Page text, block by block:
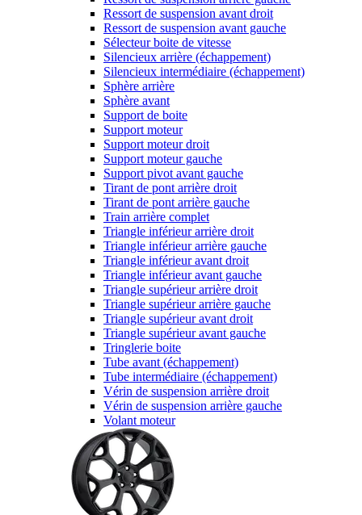
Ressort de suspension avant droit
Ressort de suspension avant gauche
Sélecteur boite de vitesse
Silencieux arrière (échappement)
Silencieux intermédiaire (échappement)
Sphère arrière
Sphère avant
Support de boite
Support moteur
Support moteur droit
Support moteur gauche
Support pivot avant gauche
Tirant de pont arrière droit
Tirant de pont arrière gauche
Train arrière complet
Triangle inférieur arrière droit
Triangle inférieur arrière gauche
Triangle inférieur avant droit
Triangle inférieur avant gauche
Triangle supérieur arrière droit
Triangle supérieur arrière gauche
Triangle supérieur avant droit
Triangle supérieur avant gauche
Tringlerie boite
Tube avant (échappement)
Tube intermédiaire (échappement)
Vérin de suspension arrière droit
Vérin de suspension arrière gauche
Volant moteur